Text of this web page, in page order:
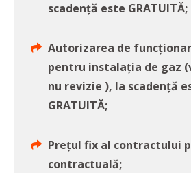
scadență este GRATUITĂ;
Autorizarea de
pentru instalația de gaz
nu revizie ), la scadență
GRATUITĂ;
Prețul fix al contractului
contractuală;